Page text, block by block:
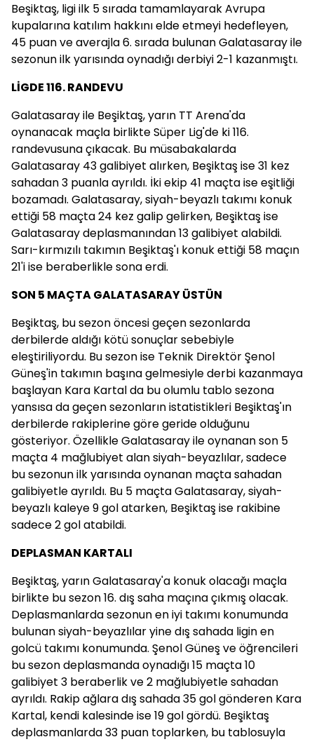
Beşiktaş, ligi ilk 5 sırada tamamlayarak Avrupa
kupalarına katılım hakkını elde etmeyi hedefleyen,
45 puan ve averajla 6. sırada bulunan Galatasaray ile
sezonun ilk yarısında oynadığı derbiyi 2-1 kazanmıştı.
LİGDE 116. RANDEVU
Galatasaray ile Beşiktaş, yarın TT Arena'da
oynanacak maçla birlikte Süper Lig'de ki 116.
randevusuna çıkacak. Bu müsabakalarda
Galatasaray 43 galibiyet alırken, Beşiktaş ise 31 kez
sahadan 3 puanla ayrıldı. İki ekip 41 maçta ise eşitliği
bozamadı. Galatasaray, siyah-beyazlı takımı konuk
ettiği 58 maçta 24 kez galip gelirken, Beşiktaş ise
Galatasaray deplasmanından 13 galibiyet alabildi.
Sarı-kırmızılı takımın Beşiktaş'ı konuk ettiği 58 maçın
21'i ise beraberlikle sona erdi.
SON 5 MAÇTA GALATASARAY ÜSTÜN
Beşiktaş, bu sezon öncesi geçen sezonlarda
derbilerde aldığı kötü sonuçlar sebebiyle
eleştiriliyordu. Bu sezon ise Teknik Direktör Şenol
Güneş'in takımın başına gelmesiyle derbi kazanmaya
başlayan Kara Kartal da bu olumlu tablo sezona
yansısa da geçen sezonların istatistikleri Beşiktaş'ın
derbilerde rakiplerine göre geride olduğunu
gösteriyor. Özellikle Galatasaray ile oynanan son 5
maçta 4 mağlubiyet alan siyah-beyazlılar, sadece
bu sezonun ilk yarısında oynanan maçta sahadan
galibiyetle ayrıldı. Bu 5 maçta Galatasaray, siyah-
beyazlı kaleye 9 gol atarken, Beşiktaş ise rakibine
sadece 2 gol atabildi.
DEPLASMAN KARTALI
Beşiktaş, yarın Galatasaray'a konuk olacağı maçla
birlikte bu sezon 16. dış saha maçına çıkmış olacak.
Deplasmanlarda sezonun en iyi takımı konumunda
bulunan siyah-beyazlılar yine dış sahada ligin en
golcü takımı konumunda. Şenol Güneş ve öğrencileri
bu sezon deplasmanda oynadığı 15 maçta 10
galibiyet 3 beraberlik ve 2 mağlubiyetle sahadan
ayrıldı. Rakip ağlara dış sahada 35 gol gönderen Kara
Kartal, kendi kalesinde ise 19 gol gördü. Beşiktaş
deplasmanlarda 33 puan toplarken, bu tablosuyla